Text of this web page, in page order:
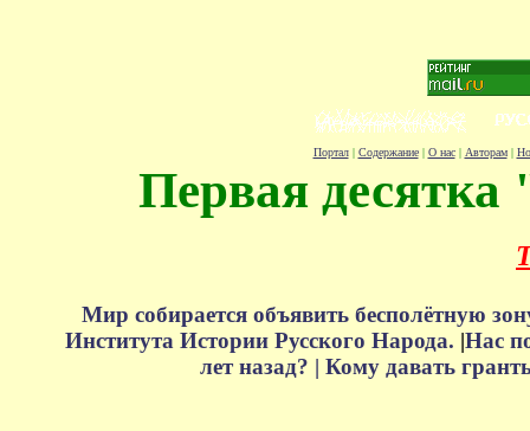
Портал| Содержание| О нас| Авторам|
Первая десятка
Мир собирается объявить бесполётную
Института Истории Русского Народа. |Нас
лет назад? | Кому давать